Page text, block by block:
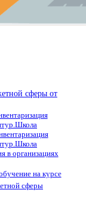
сферы от
в организациях
на курсе
сферы